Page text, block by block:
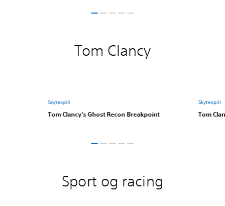
Tom Clancy
Skytespill
Tom Clancy's Ghost Recon Breakpoint
Skytespill
Tom
Sport og racing